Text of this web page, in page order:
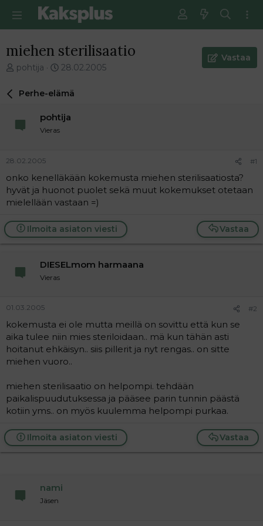
miehen sterilisaatio
V
e
i
t
u
n
a
o
i
t
a
j
pohtija
E
s
m
m
n
v
i
s
t
i
28.02.2005
Vastaa
Perhe-elämä
pohtija
Vieras
28.02.2005 #1
onko kenelläkään kokemusta miehen sterilisaatiosta?
hyvät ja huonot puolet sekä muut kokemukset otetaan
mielellään vastaan =)
Vastaa
Ilmoita asiaton viesti
DIESELmom harmaana
Vieras
01.03.2005 #2
kokemusta ei ole mutta meillä on sovittu että kun se
aika tulee niin mies steriloidaan.. mä kun tähän asti
hoitanut ehkäisyn.. siis pillerit ja nyt rengas.. on sitte
miehen vuoro..
miehen sterilisaatio on helpompi. tehdään
paikalispuudutuksessa ja pääsee parin tunnin päästä
kotiin yms.. on myös kuulemma helpompi purkaa.
Vastaa
Ilmoita asiaton viesti
nami
Jäsen